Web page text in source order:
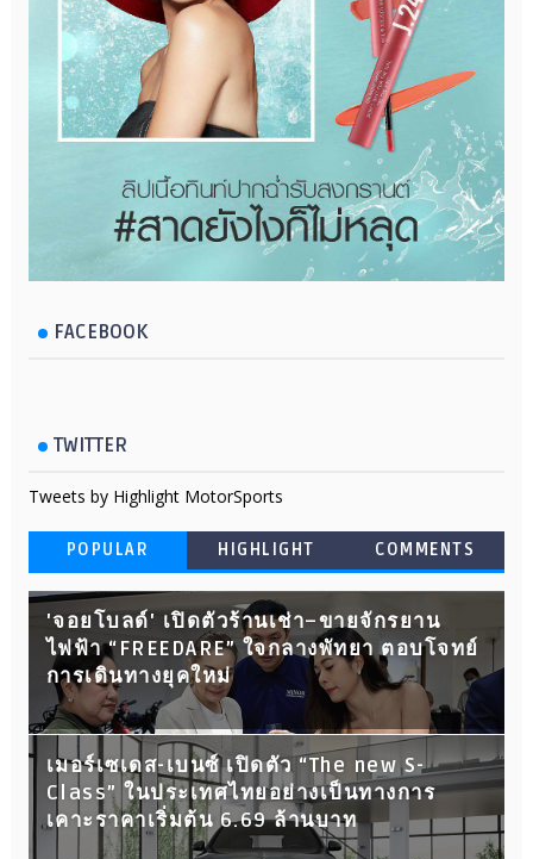
FACEBOOK
TWITTER
Tweets by Highlight MotorSports
POPULAR HIGHLIGHT COMMENTS
'จอยโบลด์' เปิดตัวร้านเช่า–ขายจักรยาน
ไฟฟ้า “FREEDARE” ใจกลางพัทยา ตอบโจทย์
การเดินทางยุคใหม่
เมอร์เซเดส-เบนซ์ เปิดตัว “The new S-
Class” ในประเทศไทยอย่างเป็นทางการ
เคาะราคาเริ่มต้น 6.69 ล้านบาท